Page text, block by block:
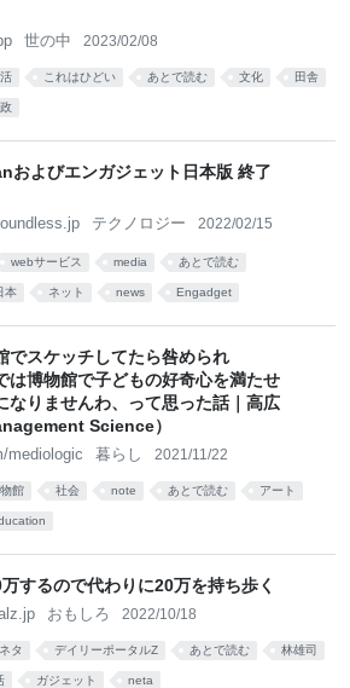
世の中 2023/02/08
これはひどい あとで読む 文化 田舎
よびエンガジェット日本版 終了
テクノロジー 2022/02/15
webサービス media あとで読む
本 ネット news Engadget
でスケッチしてたら咎められ
は博物館で子どもの好奇心を満たせ
なりませんわ、って思った話｜高広
Science）
mediologic 暮らし 2021/11/22
館 社会 note あとで読む アート
するので代わりに20万を持ち歩く
おもしろ 2022/10/18
ネタ デイリーポータルZ あとで読む 林雄司
ガジェット neta